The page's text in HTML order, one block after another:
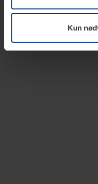
informasjonskapselen
Kun